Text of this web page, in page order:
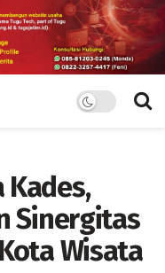
Kades,
Sinergitas
Wisata